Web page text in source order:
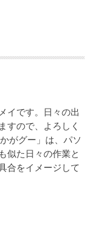
イです。日々の出
すので、よろしく
がグー」は、パソ
似た日々の作業と
合をイメージして